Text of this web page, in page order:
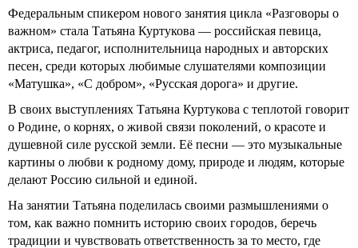
Федеральным спикером нового занятия цикла «Разговоры о
важном» стала Татьяна Куртукова — российская певица,
актриса, педагог, исполнительница народных и авторских
песен, среди которых любимые слушателями композиции
«Матушка», «С добром», «Русская дорога» и другие.
В своих выступлениях Татьяна Куртукова с теплотой говорит
о Родине, о корнях, о живой связи поколений, о красоте и
душевной силе русской земли. Её песни — это музыкальные
картины о любви к родному дому, природе и людям, которые
делают Россию сильной и единой.
На занятии Татьяна поделилась своими размышлениями о
том, как важно помнить историю своих городов, беречь
традиции и чувствовать ответственность за то место, где